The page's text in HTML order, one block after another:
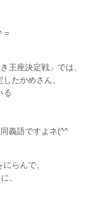
=
王座決定戦」では、
たかめさん。
る
義語ですよネ(^^ゞ
らんで、
、